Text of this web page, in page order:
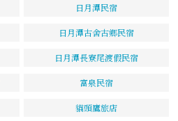
日月潭民宿
日月潭古舍古鄉民宿
日月潭長寮尾渡假民宿
富泉民宿
貓頭鷹旅店